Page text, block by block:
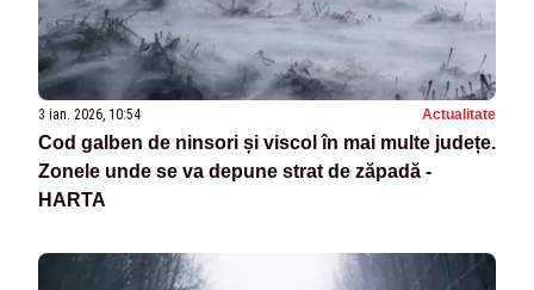
3 ian. 2026, 10:54 Actualitate
Cod galben de ninsori și viscol în mai multe județe.
Zonele unde se va depune strat de zăpadă -
HARTA